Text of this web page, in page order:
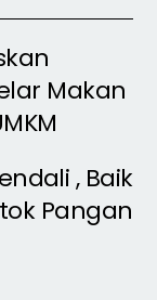
Makan
, Baik
Pangan